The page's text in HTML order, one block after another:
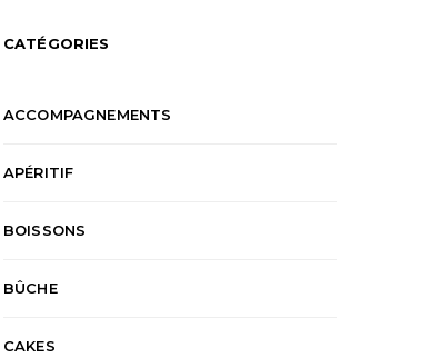
CATÉGORIES
ACCOMPAGNEMENTS
APÉRITIF
BOISSONS
BÛCHE
CAKES